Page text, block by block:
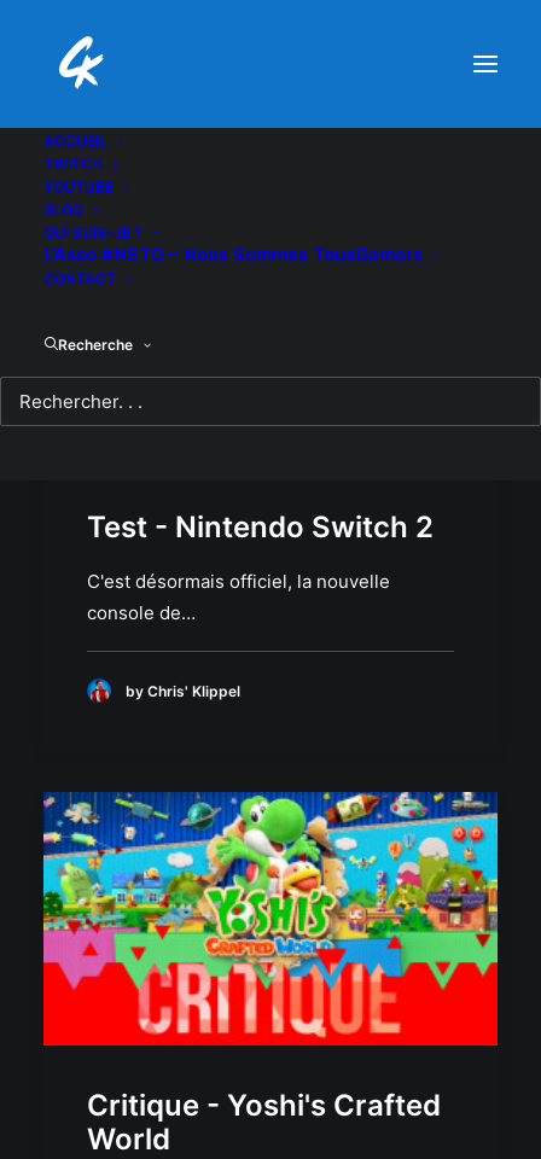
ACCUEIL
TWITCH
YOUTUBE
BLOG
QUI SUIS-JE ?
L’Asso #NSTG – Nous Sommes TousGamers
CONTACT
Recherche
Test - Nintendo Switch 2
C'est désormais officiel, la nouvelle
console de…
by Chris' Klippel
Critique - Yoshi's Crafted
World